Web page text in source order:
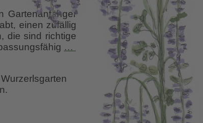
Gartenanfänger
einen zufällig
die sind richtige
…
Helleborus
Tausendsassa